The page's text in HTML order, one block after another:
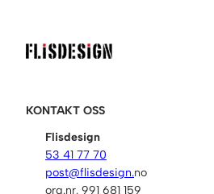
KONTAKT OSS
Flisdesign
53 41 77 70
post@flisdesign.no
org.nr. 991 681 159